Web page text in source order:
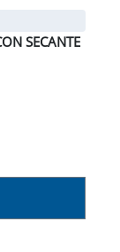
SECANTE